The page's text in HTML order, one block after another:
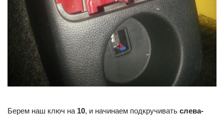
Берем наш ключ на 10, и начинаем подкручивать слева-